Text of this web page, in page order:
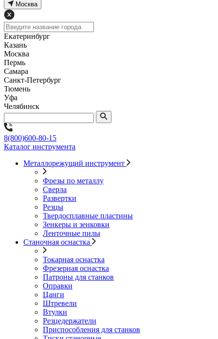
Москва
Екатеринбург
Казань
Москва
Пермь
Самара
Санкт-Петербург
Тюмень
Уфа
Челябинск
8(800)600-80-15
Каталог инструмента
Металлорежущий инструмент
Фрезы по металлу
Сверла
Развертки
Резцы
Твердосплавные пластины
Зенкеры и зенковки
Ленточные пилы
Станочная оснастка
Токарная оснастка
Фрезерная оснастка
Патроны для станков
Оправки
Цанги
Штревели
Втулки
Резцедержатели
Приспособления для станков